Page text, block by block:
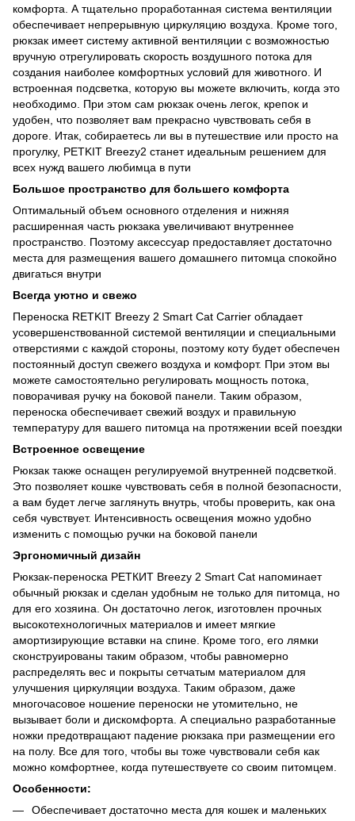
комфорта. А тщательно проработанная система вентиляции
обеспечивает непрерывную циркуляцию воздуха. Кроме того,
рюкзак имеет систему активной вентиляции с возможностью
вручную отрегулировать скорость воздушного потока для
создания наиболее комфортных условий для животного. И
встроенная подсветка, которую вы можете включить, когда это
необходимо. При этом сам рюкзак очень легок, крепок и
удобен, что позволяет вам прекрасно чувствовать себя в
дороге. Итак, собираетесь ли вы в путешествие или просто на
прогулку, PETKIT Breezy2 станет идеальным решением для
всех нужд вашего любимца в пути
Большое пространство для большего комфорта
Оптимальный объем основного отделения и нижняя
расширенная часть рюкзака увеличивают внутреннее
пространство. Поэтому аксессуар предоставляет достаточно
места для размещения вашего домашнего питомца спокойно
двигаться внутри
Всегда уютно и свежо
Переноска RETKIT Breezy 2 Smart Cat Carrier обладает
усовершенствованной системой вентиляции и специальными
отверстиями с каждой стороны, поэтому коту будет обеспечен
постоянный доступ свежего воздуха и комфорт. При этом вы
можете самостоятельно регулировать мощность потока,
поворачивая ручку на боковой панели. Таким образом,
переноска обеспечивает свежий воздух и правильную
температуру для вашего питомца на протяжении всей поездки
Встроенное освещение
Рюкзак также оснащен регулируемой внутренней подсветкой.
Это позволяет кошке чувствовать себя в полной безопасности,
а вам будет легче заглянуть внутрь, чтобы проверить, как она
себя чувствует. Интенсивность освещения можно удобно
изменить с помощью ручки на боковой панели
Эргономичный дизайн
Рюкзак-переноска РЕТКИТ Breezy 2 Smart Cat напоминает
обычный рюкзак и сделан удобным не только для питомца, но
для его хозяина. Он достаточно легок, изготовлен прочных
высокотехнологичных материалов и имеет мягкие
амортизирующие вставки на спине. Кроме того, его лямки
сконструированы таким образом, чтобы равномерно
распределять вес и покрыты сетчатым материалом для
улучшения циркуляции воздуха. Таким образом, даже
многочасовое ношение переноски не утомительно, не
вызывает боли и дискомфорта. А специально разработанные
ножки предотвращают падение рюкзака при размещении его
на полу. Все для того, чтобы вы тоже чувствовали себя как
можно комфортнее, когда путешествуете со своим питомцем.
Особенности:
Обеспечивает достаточно места для кошек и маленьких